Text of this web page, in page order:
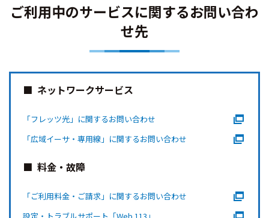
ご利用中のサービスに関するお問い合わ
せ先
ネットワークサービス
「フレッツ光」に関するお問い合わせ
「広域イーサ・専用線」に関するお問い合わせ
料金・故障
「ご利用料金・ご請求」に関するお問い合わせ
設定・トラブルサポート「Web 113」